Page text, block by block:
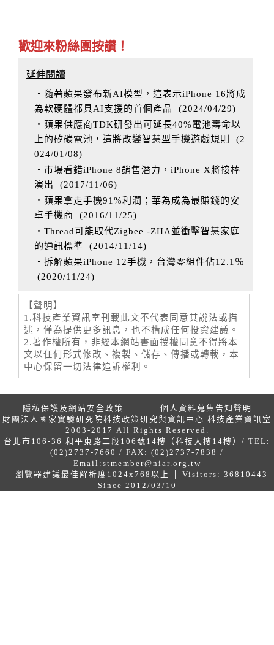
歡迎來粉絲團按讚！
延伸閱讀
‧隨著蘋果發布新AI模型，這表示iPhone 16將成
為軟硬體都具AI支援的首個產品
(2024/04/29)
‧蘋果供應商TDK研發出可延長40%電池壽命以
上的矽碳電池，這將改變智慧型手機遊戲規則
(2
024/01/08)
‧市場看錯iPhone 8銷售潛力，iPhone X將接棒
演出
(2017/11/06)
‧蘋果拿走手機91%利潤；華為成為最賺錢的安
卓手機商
(2016/11/25)
‧Thread可能取代Zigbee -ZHA並衝擊智慧家庭
的通訊標準 (2014/11/14)
‧拆解蘋果iPhone 12手機，台灣零組件佔12.1％
(2020/11/24)
【聲明】
1.科技產業資訊室刊載此文不代表同意其說法或描
述，僅為提供更多訊息，也不構成任何投資建議。
2.著作權所有，非經本網站書面授權同意不得將本
文以任何形式修改、複製、儲存、傳播或轉載，本
中心保留一切法律追訴權利。
隱私保護及網站安全政策
個人資料蒐集告知聲明
財團法人國家實驗研究院科技政策研究與資訊中心 科技產業資訊室
2003-2017 All Rights Reserved.
台北市106-36 和平東路二段106號14樓（科技大樓14樓）/ TEL:
(02)2737-7660 / FAX: (02)2737-7838 /
Email: stmember@niar.org.tw
瀏覽器建議最佳解析度1024x768以上 │ Visitors: 36810443
Since 2012/03/10